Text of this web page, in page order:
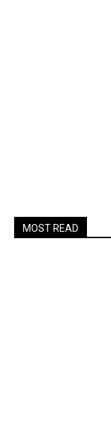
MOST READ